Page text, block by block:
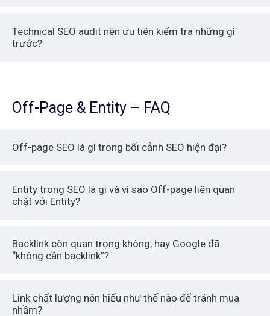
Technical SEO audit nên ưu tiên kiểm tra những gì
trước?
Off-Page & Entity – FAQ
Off-page SEO là gì trong bối cảnh SEO hiện đại?
Entity trong SEO là gì và vì sao Off-page liên quan
chặt với Entity?
Backlink còn quan trọng không, hay Google đã
“không cần backlink”?
Link chất lượng nên hiểu như thế nào để tránh mua
nhầm?